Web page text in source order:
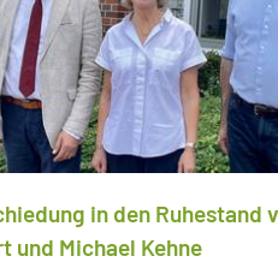
in den Ruhestand
und Michael Kehne